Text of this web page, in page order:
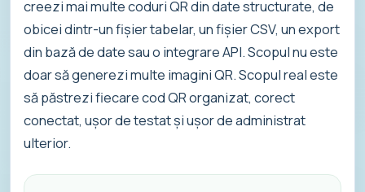
creezi mai multe coduri QR din date structurate, de
obicei dintr-un fișier tabelar, un fișier CSV, un export
din bază de date sau o integrare API. Scopul nu este
doar să generezi multe imagini QR. Scopul real este
să păstrezi fiecare cod QR organizat, corect
conectat, ușor de testat și ușor de administrat
ulterior.